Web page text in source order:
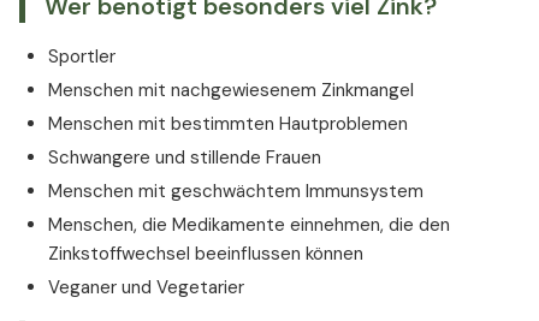
Sportler
Menschen mit nachgewiesenem Zinkmangel
Menschen mit bestimmten Hautproblemen
Schwangere und stillende Frauen
Menschen mit geschwächtem Immunsystem
Menschen, die Medikamente einnehmen, die den
Zinkstoffwechsel beeinflussen können
Veganer und Vegetarier